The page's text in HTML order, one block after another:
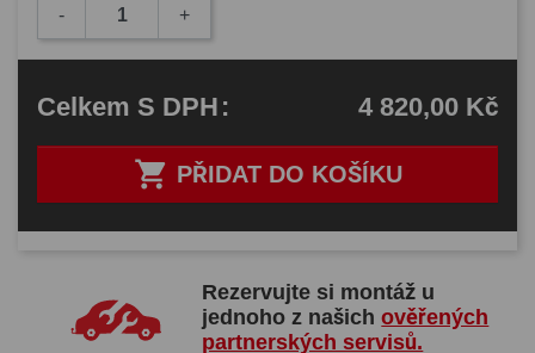
- +
 PŘIDAT DO KOŠÍKU
Celkem S DPH: 4 820,00 Kč
Rezervujte si montáž u
jednoho z našichověřených
partnerských servisů.